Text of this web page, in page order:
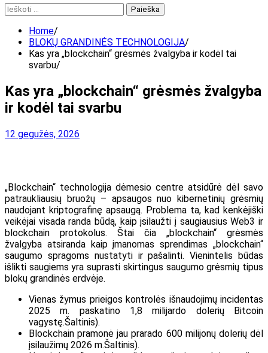
Ieškoti:
Home
BLOKŲ GRANDINĖS TECHNOLOGIJA
Kas yra „blockchain“ grėsmės žvalgyba ir kodėl tai
svarbu
Kas yra „blockchain“ grėsmės žvalgyba
ir kodėl tai svarbu
12 gegužės, 2026
„Blockchain“ technologija dėmesio centre atsidūrė dėl savo
patraukliausių bruožų – apsaugos nuo kibernetinių grėsmių
naudojant kriptografinę apsaugą. Problema ta, kad kenkėjiški
veikėjai visada randa būdą, kaip įsilaužti į saugiausius Web3 ir
blockchain protokolus. Štai čia „blockchain“ grėsmės
žvalgyba atsiranda kaip įmanomas sprendimas „blockchain“
saugumo spragoms nustatyti ir pašalinti. Vienintelis būdas
išlikti saugiems yra suprasti skirtingus saugumo grėsmių tipus
blokų grandinės erdvėje.
Vienas žymus prieigos kontrolės išnaudojimų incidentas
2025 m. paskatino 1,8 milijardo dolerių Bitcoin
vagystę.Šaltinis).
Blockchain pramonė jau prarado 600 milijonų dolerių dėl
įsilaužimų 2026 m.Šaltinis).